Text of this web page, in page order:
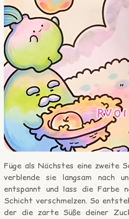
Füge als Nächstes eine zweite
verblende sie langsam nach
entspannt und lass die Farbe
Schicht verschmelzen. So
der die zarte Süße deiner